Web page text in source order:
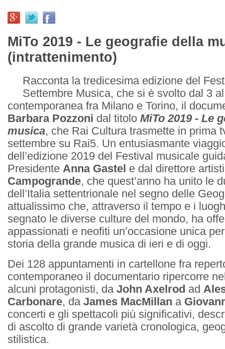
MiTo 2019 - Le geografie della
(intrattenimento)
Racconta la tredicesima edizione del
Settembre Musica, che si è svolto dal 3
contemporanea fra Milano e Torino, il
Barbara Pozzoni dal titolo MiTo 2019 - Le
musica, che Rai Cultura trasmette in prima
settembre su Rai5. Un entusiasmante
dell’edizione 2019 del Festival musicale
Presidente Anna Gastel e dal direttore
Campogrande, che quest’anno ha unito le
dell’Italia settentrionale nel segno delle
attualissimo che, attraverso il tempo e i
segnato le diverse culture del mondo, ha
appassionati e neofiti un’occasione unica
storia della grande musica di ieri e di oggi.
Dei 128 appuntamenti in cartellone fra
contemporaneo il documentario ripercorre
alcuni protagonisti, da John Axelrod ad
Carbonare, da James MacMillan a
concerti e gli spettacoli più significativi,
di ascolto di grande varietà cronologica,
stilistica.